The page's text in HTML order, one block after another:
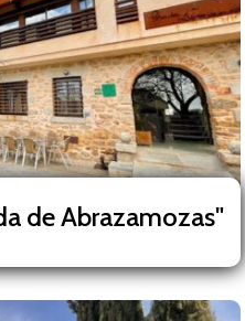
de Abrazamozas"